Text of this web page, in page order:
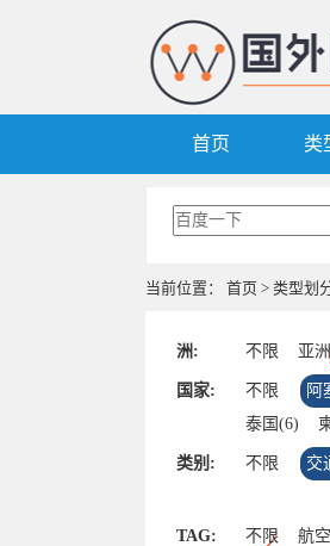
首页 类
当前位置： 首页 > 类型划
洲: 不限 亚
国家: 不限 阿
泰国(6)
马尔代夫
越南(1)
类别: 不限 交
TAG: 不限 航空